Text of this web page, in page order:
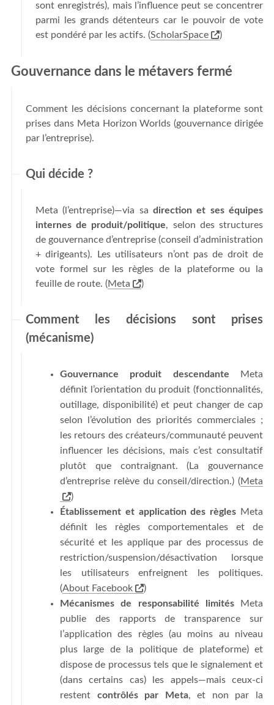
sont enregistrés), mais l’influence peut se concentrer
parmi les grands détenteurs car le pouvoir de vote
est pondéré par les actifs. (ScholarSpace )
Gouvernance dans le métavers fermé
Comment les décisions concernant la plateforme sont
prises dans Meta Horizon Worlds (gouvernance dirigée
par l’entreprise).
Qui décide ?
Meta (l’entreprise)—via sa direction et ses équipes
internes de produit/politique, selon des structures
de gouvernance d’entreprise (conseil d’administration
+ dirigeants). Les utilisateurs n’ont pas de droit de
vote formel sur les règles de la plateforme ou la
feuille de route. (Meta )
Comment les décisions sont prises
(mécanisme)
Gouvernance produit descendante Meta
définit l’orientation du produit (fonctionnalités,
outillage, disponibilité) et peut changer de cap
selon l’évolution des priorités commerciales ;
les retours des créateurs/communauté peuvent
influencer les décisions, mais c’est consultatif
plutôt que contraignant. (La gouvernance
d’entreprise relève du conseil/direction.) (Meta
)
Établissement et application des règles Meta
définit les règles comportementales et de
sécurité et les applique par des processus de
restriction/suspension/désactivation lorsque
les utilisateurs enfreignent les politiques.
(About Facebook
)
Mécanismes de responsabilité limitésMeta
publie des rapports de transparence sur
l’application des règles (au moins au niveau
plus large de la politique de plateforme) et
dispose de processus tels que le signalement et
(dans certains cas) les appels—mais ceux-ci
restent contrôlés par Meta, et non par la